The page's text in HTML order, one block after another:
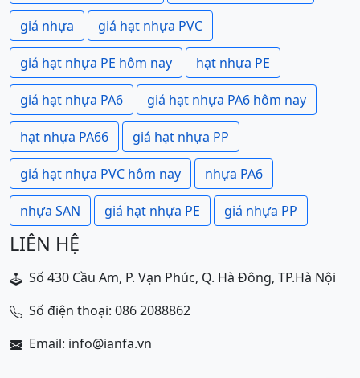
giá nhựa giá hạt nhựa PVC
giá hạt nhựa PE hôm nay hạt nhựa PE
giá hạt nhựa PA6 giá hạt nhựa PA6 hôm nay
hạt nhựa PA66 giá hạt nhựa PP
giá hạt nhựa PVC hôm nay nhựa PA6
nhựa SAN giá hạt nhựa PE giá nhựa PP
LIÊN HỆ
Số 430 Cầu Am, P. Vạn Phúc, Q. Hà Đông, TP.Hà Nội
Số điện thoại: 086 2088862
Email: info@ianfa.vn